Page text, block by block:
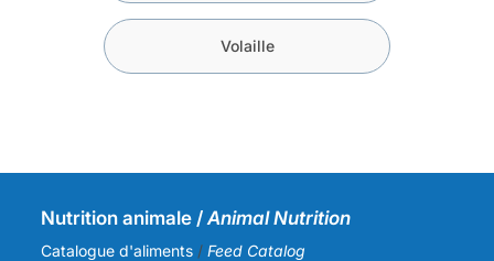
Volaille
Nutrition animale / Animal Nutrition
Catalogue d'aliments /Feed Catalog